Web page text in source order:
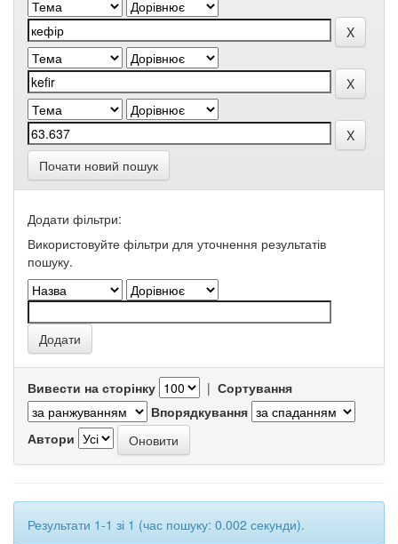
Почати новий пошук
Додати фільтри:
Використовуйте фільтри для уточнення результатів
пошуку.
Вивести на сторінку | Сортування
Впорядкування
Автори
Результати 1-1 зі 1 (час пошуку: 0.002 секунди).